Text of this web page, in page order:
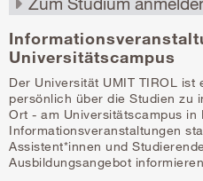
Universitätscampus
Der Universität UMIT TIROL
persönlich über die Studien zu
Ort - am Universitätscampus in
Informationsveranstaltungen
Assistent*innen und
Ausbildungsangebot